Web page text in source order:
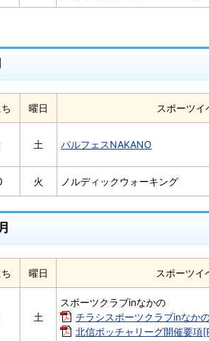
曜日 スポーツイ
土 パルフェスNAKANO
火 ノルディックウォーキング
曜日 スポーツイ
土
スポーツクラブinなかの
チラシスポーツクラブinなか
北信ボッチャリーグ開催要項